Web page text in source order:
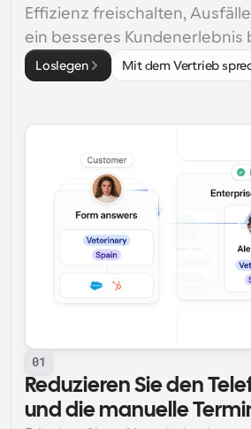
Effizienz freischalten,
ein besseres Kundenerlebnis
Loslegen Mit dem Vertrieb
01
Reduzieren Sie den
und die manuelle